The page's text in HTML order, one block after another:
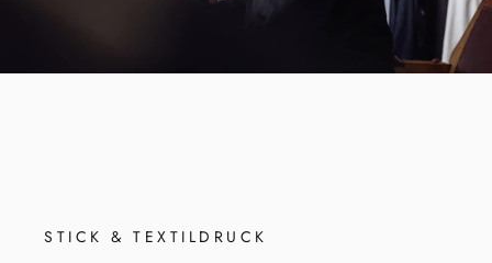
STICK & TEXTILDRUCK